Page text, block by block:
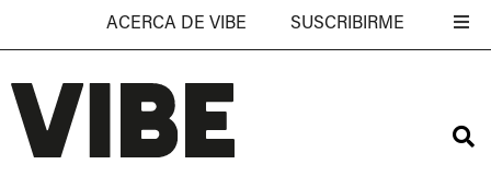
ACERCA DE VIBE SUSCRIBIRME